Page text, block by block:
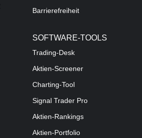
Barrierefreiheit
SOFTWARE-TOOLS
Trading-Desk
Aktien-Screener
Charting-Tool
Signal Trader Pro
Aktien-Rankings
Aktien-Portfolio